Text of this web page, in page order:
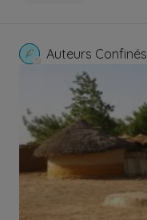
Auteurs Confinés